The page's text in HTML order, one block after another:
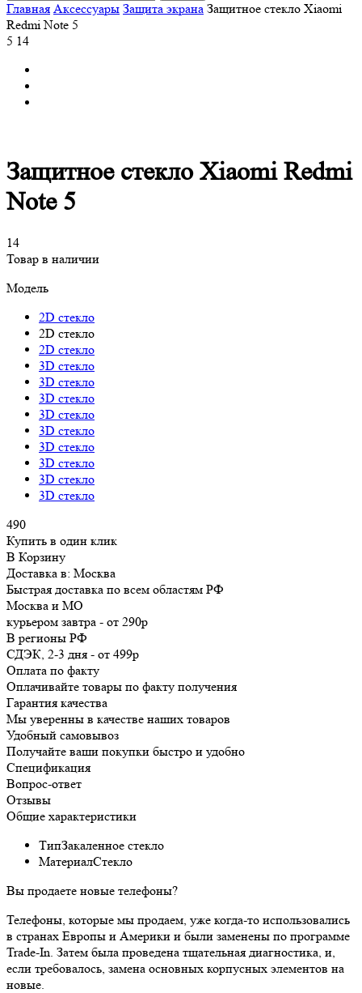
Главная Аксессуары Защита экрана Защитное стекло Xiaomi
Redmi Note 5
5 14
Защитное стекло Xiaomi Redmi
Note 5
14
Товар в наличии
Модель
2D стекло
2D стекло
2D стекло
3D стекло
3D стекло
3D стекло
3D стекло
3D стекло
3D стекло
3D стекло
3D стекло
3D стекло
490
Купить в один клик
В Корзину
Доставка в: Москва
Быстрая доставка по всем областям РФ
Москва и МО
курьером завтра - от 290р
В регионы РФ
СДЭК, 2-3 дня - от 499р
Оплата по факту
Оплачивайте товары по факту получения
Гарантия качества
Мы уверенны в качестве наших товаров
Удобный самовывоз
Получайте ваши покупки быстро и удобно
Спецификация
Вопрос-ответ
Отзывы
Общие характеристики
ТипЗакаленное стекло
МатериалСтекло
Вы продаете новые телефоны?
Телефоны, которые мы продаем, уже когда-то использовались
в странах Европы и Америки и были заменены по программе
Trade-In. Затем была проведена тщательная диагностика, и,
если требовалось, замена основных корпусных элементов на
новые.